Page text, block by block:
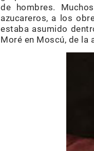
de hombres.
azucareros, a los
estaba asumido
Moré en Moscú, de la